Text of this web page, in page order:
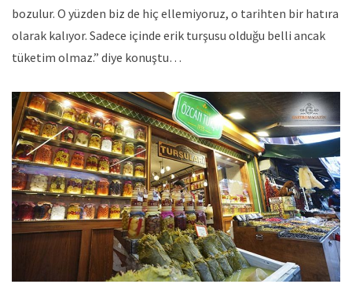
bozulur. O yüzden biz de hiç ellemiyoruz, o tarihten bir hatıra
olarak kalıyor. Sadece içinde erik turşusu olduğu belli ancak
tüketim olmaz.” diye konuştu…